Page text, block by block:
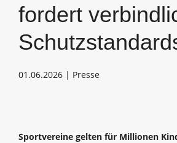
fordert
01.06.2026 | Presse
Sportvereine gelten für Millionen